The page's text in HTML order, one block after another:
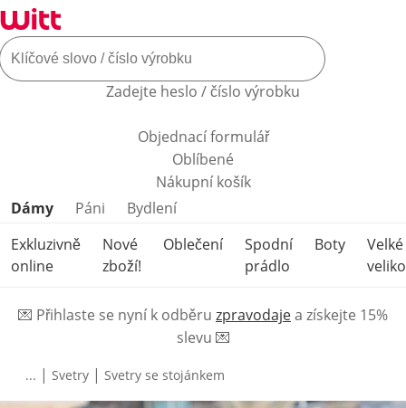
Zadejte heslo / číslo výrobku
Objednací formulář
Oblíbené
Nákupní košík
Přeskočit kategorie produktů
Dámy Páni
Bydlení
Exkluzivně
online
Nové
zboží!
Oblečení
Spodní
prádlo
Boty
Velké
💌 Přihlaste se nyní k odběru zpravodajea získejte 15%
slevu 💌
... | Svetry | Svetry se stojánkem